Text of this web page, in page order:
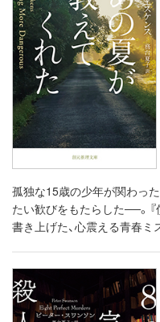
孤独な15歳の少年が関わっ
たい歓びをもたらした──。
書き上げた、心震える青春ミ